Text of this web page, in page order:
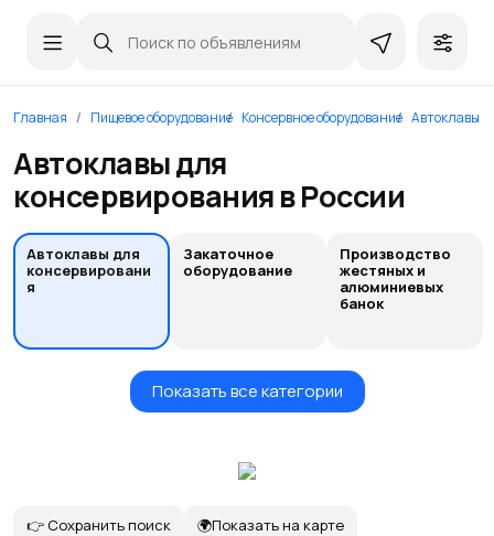
Главная Пищевое оборудование Консервное оборудование Автоклавы
Автоклавы для
консервирования в России
Автоклавы для
консервировани
я
Закаточное
оборудование
Производство
жестяных и
алюминиевых
банок
Показать все категории
👉 Сохранить поиск 🌍Показать на карте